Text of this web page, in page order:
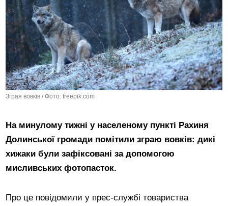
Зграя вовків / Фото: freepik.com
На минулому тижні у населеному пункті Рахиня
Долинської громади помітили зграю вовків: дикі
хижаки були зафіксовані за допомогою
мисливських фотопасток.
Про це повідомили у прес-службі товариства